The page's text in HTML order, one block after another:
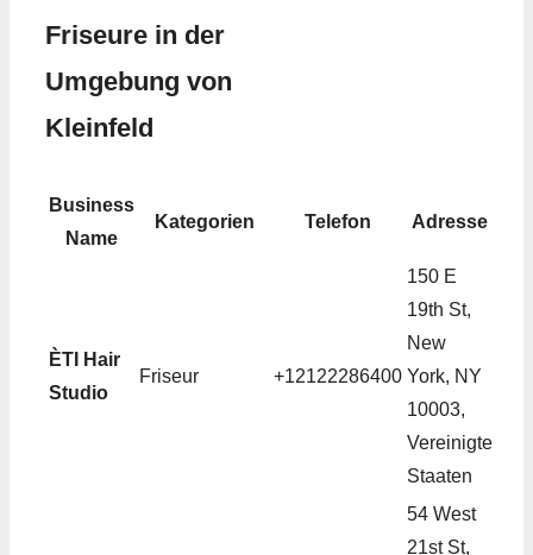
Friseure in der
Umgebung von
Kleinfeld
Business
Name
Kategorien Telefon Adresse
ÈTI Hair
Studio
Friseur +12122286400
150 E
19th St,
New
York, NY
10003,
Vereinigte
Staaten
54 West
21st St,